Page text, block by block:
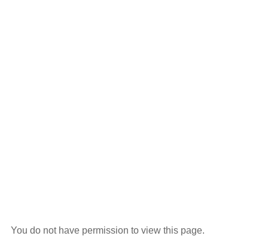
You do not have permission to view this page.